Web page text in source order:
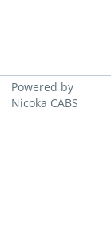
Powered by
Nicoka CABS